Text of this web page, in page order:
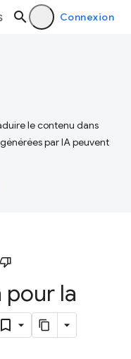
Connexion
le contenu dans
par IA peuvent
la